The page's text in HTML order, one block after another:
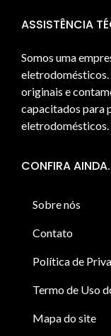
ASSISTÊNCIA
Somos uma
eletrodomésticos.
originais e
capacitados para
eletrodomésticos.
CONFIRA
Sobre nós
Contato
Política de
Termo de Uso
Mapa do site